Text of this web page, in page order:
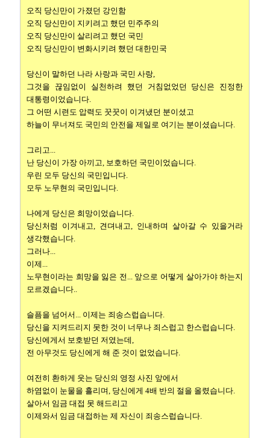
오직 당신만이 가졌던 강인함
오직 당신만이 지키려고 했던 민주주의
오직 당신만이 살리려고 했던 국민
오직 당신만이 변화시키려 했던 대한민국
당신이 말하던 나라 사랑과 국민 사랑,
그것을 끊임없이 실천하려 했던 거침없었던 당신은 진정한
대통령이었습니다.
그 어떤 시련도 압력도 꿋꿋이 이겨냈던 분이셨고
하늘이 무너져도 국민의 안전을 제일로 여기는 분이셨습니다.
그리고...
난 당신이 가장 아끼고, 보호하던 국민이었습니다.
우린 모두 당신의 국민입니다.
모두 노무현의 국민입니다.
나에게 당신은 희망이었습니다.
당신처럼 이겨내고, 견뎌내고, 인내하며 살아갈 수 있을거라
생각했습니다.
그러나...
이제...
노무현이라는 희망을 잃은 전... 앞으로 어떻게 살아가야 하는지
모르겠습니다..
슬픔을 넘어서... 이제는 죄송스럽습니다.
당신을 지켜드리지 못한 것이 너무나 죄스럽고 한스럽습니다.
당신에게서 보호받던 저였는데,
전 아무것도 당신에게 해 준 것이 없었습니다.
여전히 환하게 웃는 당신의 영정 사진 앞에서
하염없이 눈물을 흘리며, 당신에게 4배 반의 절을 올렸습니다.
살아서 임금 대접 못 해드리고
이제와서 임금 대접하는 제 자신이 죄송스럽습니다.